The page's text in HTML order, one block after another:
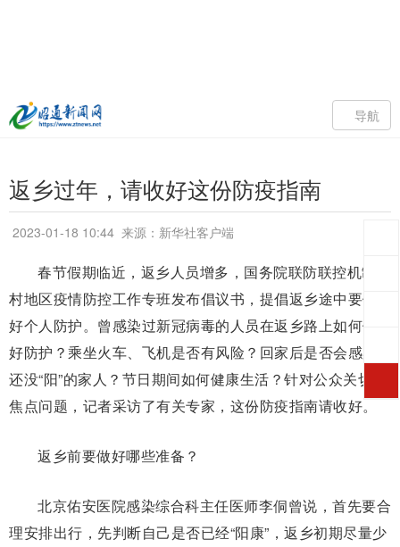
导航
返乡过年，请收好这份防疫指南
2023-01-18 10:44 来源：新华社客户端
春节假期临近，返乡人员增多，国务院联防联控机制农
村地区疫情防控工作专班发布倡议书，提倡返乡途中要做
好个人防护。曾感染过新冠病毒的人员在返乡路上如何做
好防护？乘坐火车、飞机是否有风险？回家后是否会感染
还没“阳”的家人？节日期间如何健康生活？针对公众关切的
焦点问题，记者采访了有关专家，这份防疫指南请收好。
返乡前要做好哪些准备？
北京佑安医院感染综合科主任医师李侗曾说，首先要合
理安排出行，先判断自己是否已经“阳康”，返乡初期尽量少